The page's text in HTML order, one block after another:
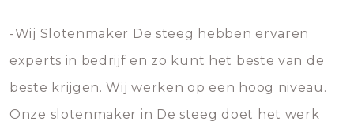
-Wij Slotenmaker De steeg hebben ervaren
experts in bedrijf en zo kunt het beste van de
beste krijgen. Wij werken op een hoog niveau.
Onze slotenmaker in De steeg doet het werk